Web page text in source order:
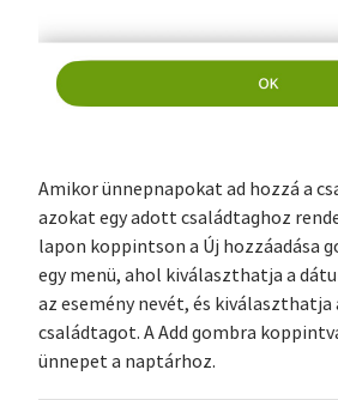
Amikor ünnepnapokat ad hozzá a
azokat egy adott családtaghoz
lapon koppintson a Új hozzáadása
egy menü, ahol kiválaszthatja a
az esemény nevét, és
családtagot. A Add gombra
ünnepet a naptárhoz.